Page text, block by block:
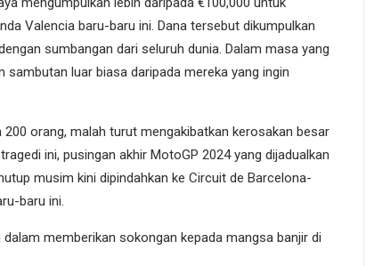
Valencia baru-baru ini. Dana tersebut dikumpulkan
sumbangan dari seluruh dunia. Dalam masa yang
luar biasa daripada mereka yang ingin
orang, malah turut mengakibatkan kerosakan besar
ini, pusingan akhir MotoGP 2024 yang dijadualkan
musim kini dipindahkan ke Circuit de Barcelona-
baru ini.
memberikan sokongan kepada mangsa banjir di